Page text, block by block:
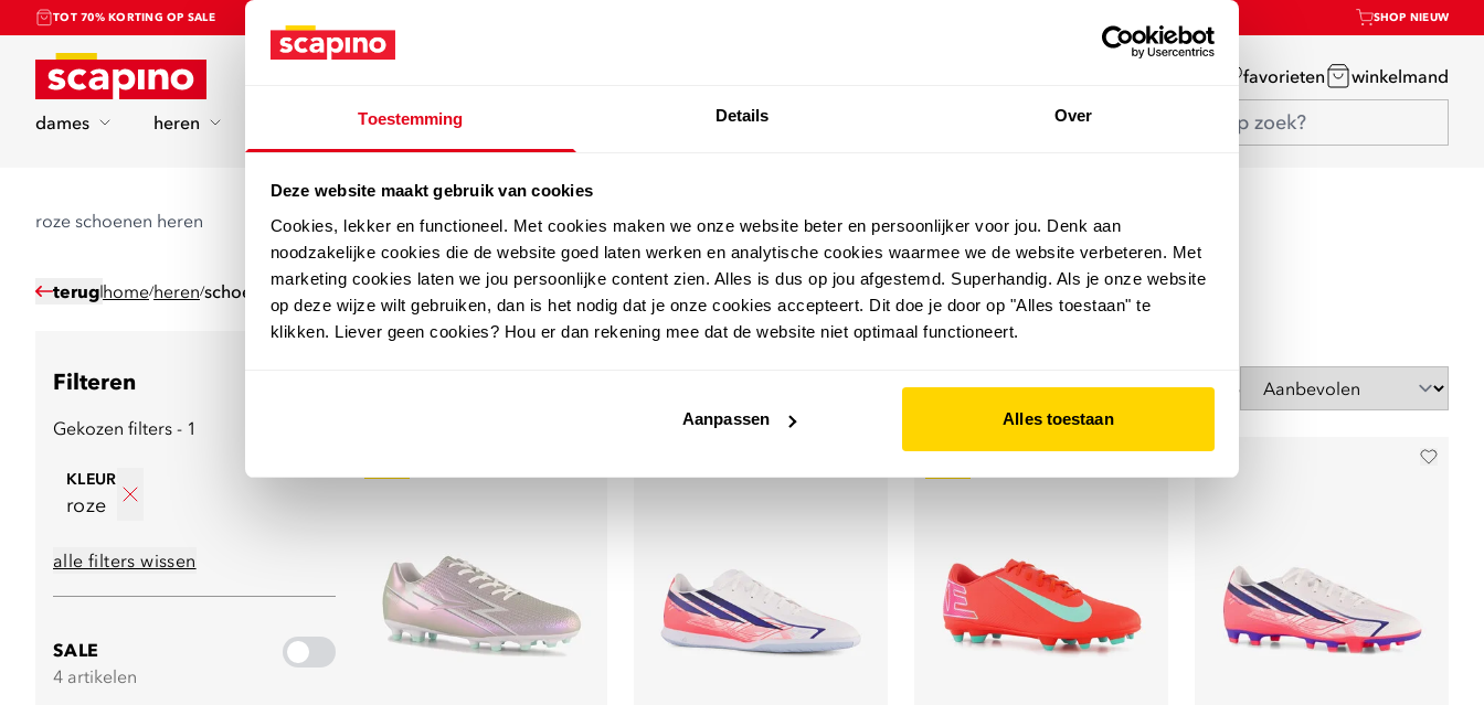
Toestemming Details Over
Deze website maakt gebruik van cookies
Cookies, lekker en functioneel. Met cookies maken we onze website beter en persoonlijker voor jou. Denk aan
noodzakelijke cookies die de website goed laten werken en analytische cookies waarmee we de website verbeteren. Met
marketing cookies laten we jou persoonlijke content zien. Alles is dus op jou afgestemd. Superhandig. Als je onze website
op deze wijze wilt gebruiken, dan is het nodig dat je onze cookies accepteert. Dit doe je door op "Alles toestaan" te
klikken. Liever geen cookies? Hou er dan rekening mee dat de website niet optimaal functioneert.
Aanpassen Alles toestaan
TOT 70% KORTING OP SALE SHOP NIEUW
Home favorieten winkelmand
dames heren sport merken
roze schoenen heren
terug home/heren/schoenen
Filteren
Gekozen filters - 1
KLEUR
roze
alle filters wissen
SALE
4 artikelen
Sorteer op